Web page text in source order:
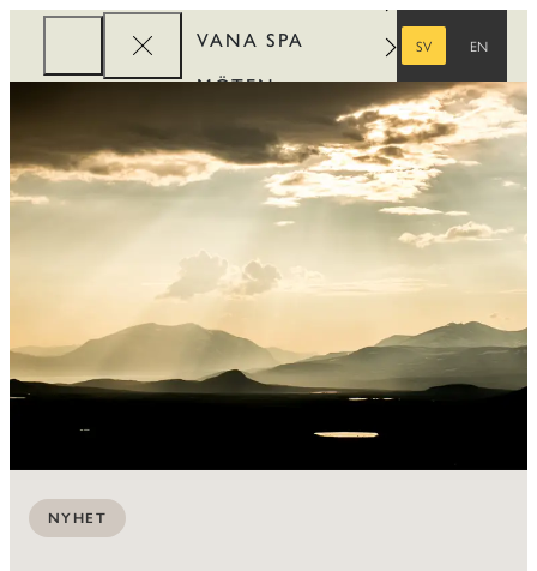
VANA SPA
MÖTEN
FÖRETAG
REWARDS
SV
EN
NYHET